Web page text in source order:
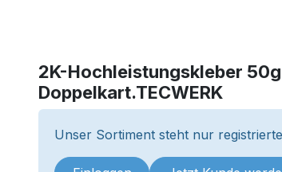
2K-Hochleistungskleber
Doppelkart.TECWERK
Unser Sortiment steht nur